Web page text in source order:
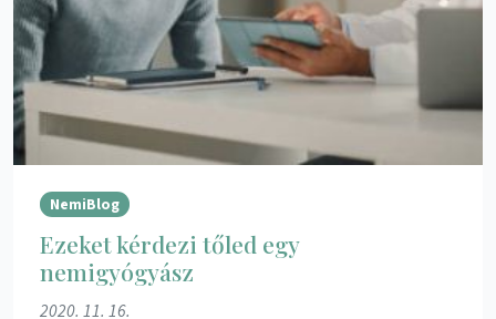
NemiBlog
Ezeket kérdezi tőled egy
nemigyógyász
2020. 11. 16.